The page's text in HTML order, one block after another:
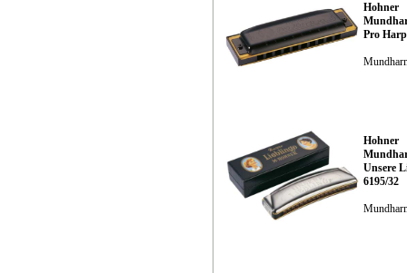
Hohner
Pro
Hohner
Unsere
6195/32